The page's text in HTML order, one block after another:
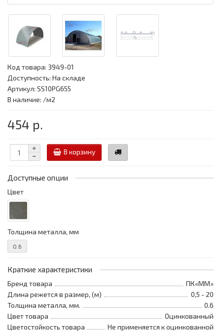
Код товара: 3949-01
Доступность: На складе
Артикул: SS10PG655
В наличие: /м2
454 р.
В корзину
Доступные опции
Цвет
Толщина металла, мм
0.6
Краткие характеристики
Бренд товара
ПК«ММ»
Длина режется в размер, (м)
0,5 - 20
Толщина металла, мм.
0.6
Цвет товара
Оцинкованный
Цветостойкость товара
Не применяется к оцинкованной